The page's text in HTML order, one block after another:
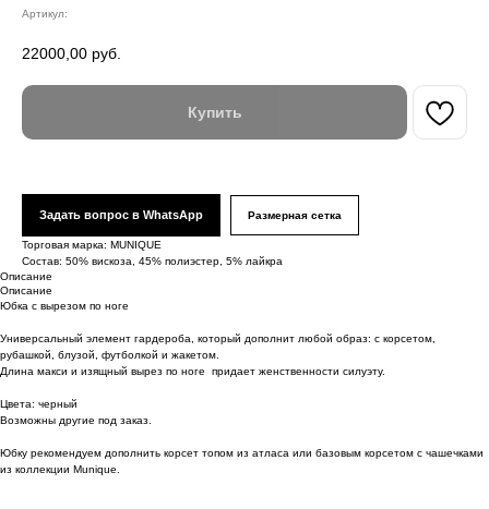
Артикул:
22000,00 руб.
Купить
Задать вопрос в WhatsApp Размерная сетка
Торговая марка: MUNIQUE
Состав: 50% вискоза, 45% полиэстер, 5% лайкра
Описание
Описание
Юбка с вырезом по ноге
Универсальный элемент гардероба, который дополнит любой образ: с корсетом,
рубашкой, блузой, футболкой и жакетом.
Длина макси и изящный вырез по ноге придает женственности силуэту.
Цвета: черный
Возможны другие под заказ.
Юбку рекомендуем дополнить корсет топом из атласа или базовым корсетом с чашечками
из коллекции Munique.